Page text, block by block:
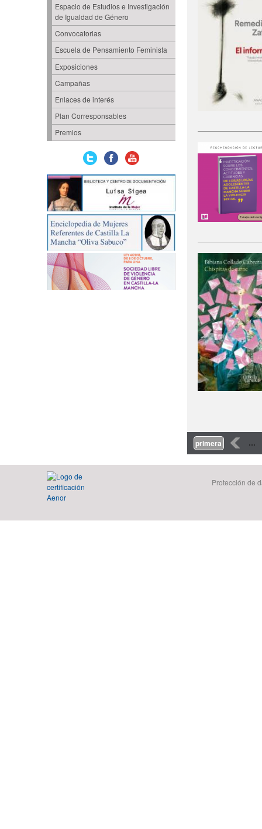
Espacio de Estudios e Investigación
de Igualdad de Género
Convocatorias
Escuela de Pensamiento Feminista
Exposiciones
Campañas
Enlaces de interés
Plan Corresponsables
Premios
Páginas
primera ‹ …
Protección de